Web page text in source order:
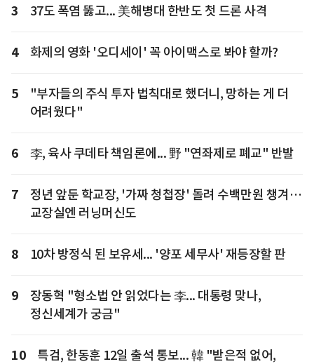
3 37도 폭염 뚫고... 美해병대 한반도 첫 드론 사격
4 화제의 영화 '오디세이' 꼭 아이맥스로 봐야 할까?
5
"부자들의 주식 투자 법칙대로 했더니, 망하는 게 더
어려웠다"
6 李, 육사 쿠데타 책임론에... 野 "연좌제로 폐교" 반발
7
정년 앞둔 학교장, '가짜 청첩장' 돌려 수백만원 챙겨…
교장실엔 러닝머신도
8 10차 방정식 된 보유세... '양포 세무사' 재등장할 판
9
장동혁 "형소법 안 읽었다는 李... 대통령 맞나,
정신세계가 궁금"
10
특검, 한동훈 12일 출석 통보... 韓 "받은적 없어,